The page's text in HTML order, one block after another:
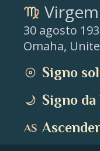
Virgem
30 agosto
Omaha,
Signo
Signo da